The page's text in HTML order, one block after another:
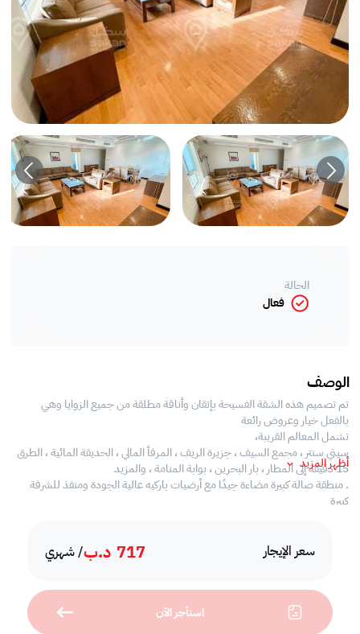
سعر الإيجار 717 د.ب/ شهري
استأجر الآن
الحالة
فعال
الوصف
تم تصميم هذه الشقة الفسيحة بإتقان وأناقة مطلقة من جميع الزوايا وهي
بالفعل خيار وعروض رائعة
تشمل المعالم القريبة،
سيتي سنتر ، مجمع السيف ، جزيرة الريف ، المرفأ المالي ، الحديقة المائية ، الطرق
15 دقيقة إلى المطار ، بار البحرين ، بوابة المنامة ، والمزيد
. منطقة صالة كبيرة مضاءة جيدًا مع أرضيات باركيه عالية الجودة ومنفذ للشرفة
كبيرة
، تصميمات داخلية أنيقة بمساحة واسعة
، جميع غرف النوم تطل على مناظر خلابة تطل على المدينة المرسى
، مطبخ مغلق مجهز بالكامل مع إطلالة على الشرفة وجميع المعدات عالية الجودة
مع مساحات خزانة واسعة
أظهر المزيد